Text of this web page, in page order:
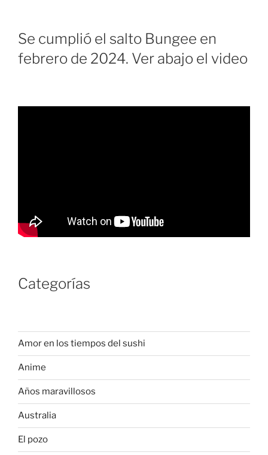
Se cumplió el salto Bungee en
febrero de 2024. Ver abajo el video
Categorías
Amor en los tiempos del sushi
Anime
Años maravillosos
Australia
El pozo